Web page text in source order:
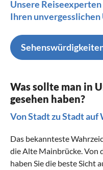
Unsere
Ihren
Was sollte man in
gesehen haben?
Von Stadt zu Stadt
Das bekannteste
die Alte Mainbrücke. Von
haben Sie die beste Sicht